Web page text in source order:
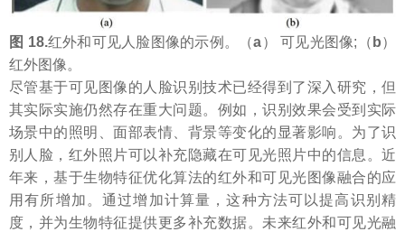
图 18.红外和可见人脸图像的示例。（a） 可见光图像;（ b）
红外图像。
尽管基于可见图像的人脸识别技术已经得到了深入研究，但
其实际实施仍然存在重大问题。例如，识别效果会受到实际
场景中的照明、面部表情、背景等变化的显著影响。为了识
别人脸，红外照片可以补充隐藏在可见光照片中的信息。近
年来，基于生物特征优化算法的红外和可见光图像融合的应
用有所增加。通过增加计算量，这种方法可以提高识别精
度，并为生物特征提供更多补充数据。未来红外和可见光融